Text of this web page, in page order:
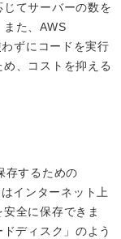
てサーバーの数を
た、AWS
ずにコードを実行
、コストを抑える
存するための
インターネット上
全に保存できま
ディスク」のよう